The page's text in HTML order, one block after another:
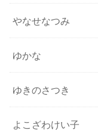
やなせなつみ
ゆかな
ゆきのさつき
よこざわけい子